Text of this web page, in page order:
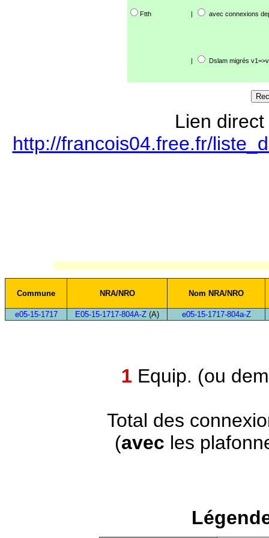
Ftth | avec connexions
| Dslam migrés
Lien
http://francois04.free.fr/
Commune NRA/NRO Nom NRA/NRO
e05-15-1717 E05-15-1717-804A-Z (A) e05-15-1717-804a-Z
1 Equip. (ou
Total des
(avec les